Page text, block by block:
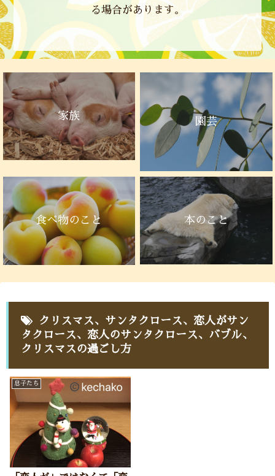
る場合があります。
家族
園芸
食べ物のこと 本のこと
クリスマス、サンタクロース、恋人がサン
タクロース、恋人のサンタクロース、バブル、
クリスマスの過ごし方
息子たち